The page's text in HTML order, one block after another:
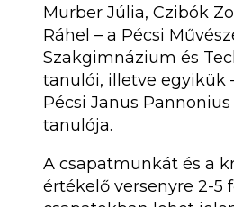
Murber Júlia, Czibók
Ráhel – a Pécsi
Szakgimnázium és
tanulói, illetve egyikük
Pécsi Janus
tanulója.
A csapatmunkát és a
értékelő versenyre 2-5